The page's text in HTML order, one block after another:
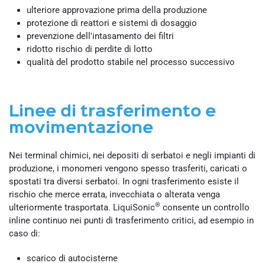
ulteriore approvazione prima della produzione
protezione di reattori e sistemi di dosaggio
prevenzione dell'intasamento dei filtri
ridotto rischio di perdite di lotto
qualità del prodotto stabile nel processo successivo
Linee di trasferimento e
movimentazione
Nei terminal chimici, nei depositi di serbatoi e negli impianti di
produzione, i monomeri vengono spesso trasferiti, caricati o
spostati tra diversi serbatoi. In ogni trasferimento esiste il
rischio che merce errata, invecchiata o alterata venga
ulteriormente trasportata. LiquiSonic® consente un controllo
inline continuo nei punti di trasferimento critici, ad esempio in
caso di:
scarico di autocisterne